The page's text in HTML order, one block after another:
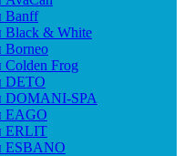
Banff
& White
Frog
DETO
DOMANI-SPA
EAGO
ERLIT
ESBANO